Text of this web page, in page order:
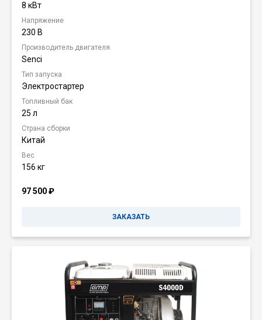
8 кВт
Напряжение
230 В
Производитель двигателя
Senci
Тип запуска
Электростартер
Топливный бак
25 л
Страна сборки
Китай
Вес
156 кг
97 500₽
ЗАКАЗАТЬ